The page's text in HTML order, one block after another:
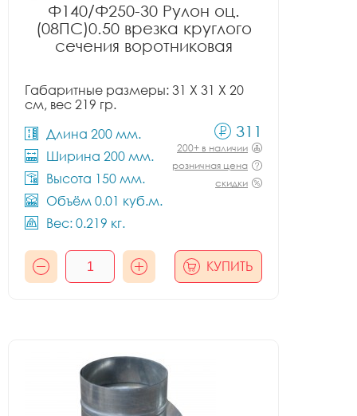
Ф140/Ф250-30 Рулон оц.
(08ПС)0.50 врезка круглого
сечения воротниковая
Габаритные размеры: 31 X 31 X 20
см, вес 219 гр.
Длина 200 мм.
Ширина 200 мм.
Высота 150 мм.
Объём 0.01 куб.м.
Вес: 0.219 кг.
311
200+ в наличии
розничная цена
скидки
КУПИТЬ